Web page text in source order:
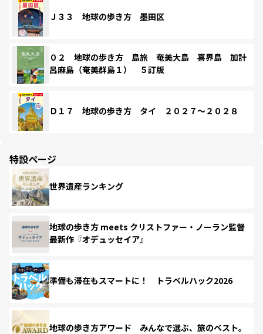
Ｊ３３ 地球の歩き方 墨田区
０２ 地球の歩き方 島旅 奄美大島 喜界島 加計
呂麻島（奄美群島１） ５訂版
Ｄ１７ 地球の歩き方 タイ ２０２７～２０２８
特設ページ
世界遺産ランキング
地球の歩き方 meets クリストファー・ノーラン監督
最新作『オデュッセイア』
準備も滞在もスマートに！ トラベルハック2026
地球の歩き方アワード みんなで選ぶ、旅のベスト。